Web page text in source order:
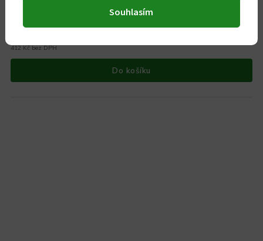
Souhlasím
412 Kč bez DPH
1 199 Kč
Do košíku